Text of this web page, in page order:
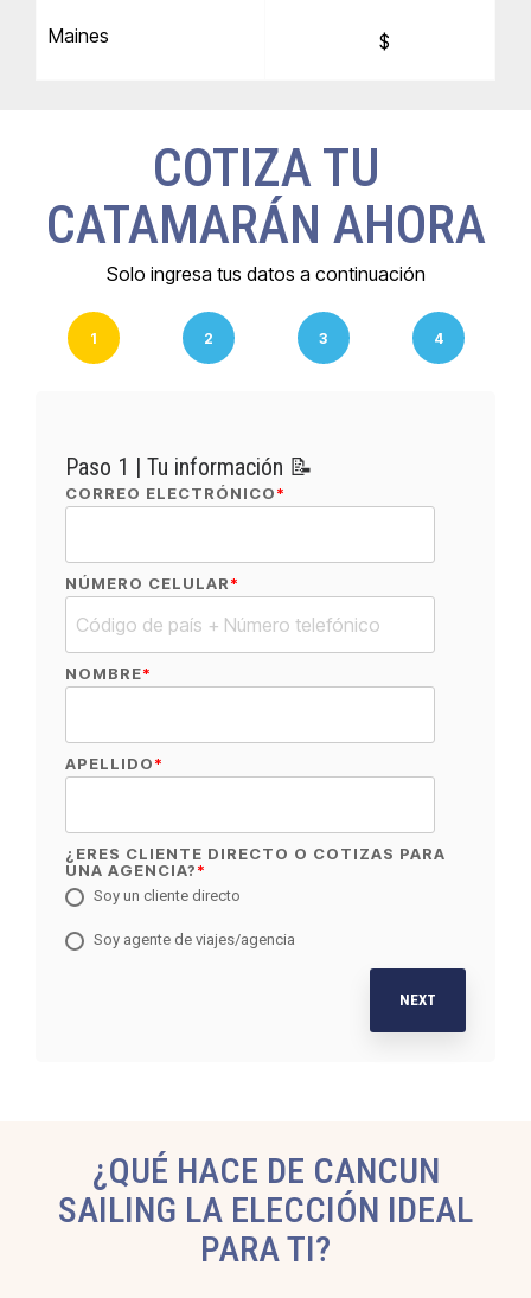
Maines $
COTIZA TU
CATAMARÁN AHORA
Solo ingresa tus datos a continuación
1 2 3 4
Paso 1 | Tu información 📝
CORREO ELECTRÓNICO*
NÚMERO CELULAR*
NOMBRE*
APELLIDO*
¿ERES CLIENTE DIRECTO O COTIZAS PARA
UNA AGENCIA?*
Soy un cliente directo
Soy agente de viajes/agencia
NEXT
¿QUÉ HACE DE CANCUN
SAILING LA ELECCIÓN IDEAL
PARA TI?